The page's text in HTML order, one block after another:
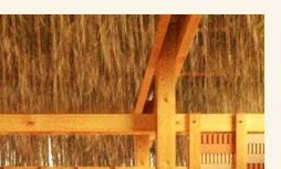
tissent le portrait
et muse, dont
la mode et le luxe.